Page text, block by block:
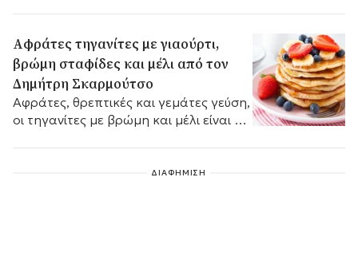
Aφράτες τηγανίτες με γιαούρτι,
βρώμη σταφίδες και μέλι από τον
Δημήτρη Σκαρμούτσο
Αφράτες, θρεπτικές και γεμάτες γεύση,
οι τηγανίτες με βρώμη και μέλι είναι η
ΔΙΑΦΗΜΙΣΗ